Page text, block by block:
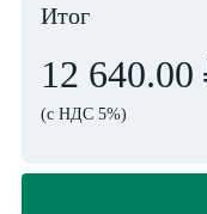
Итог
12 640.00
(с НДС 5%)